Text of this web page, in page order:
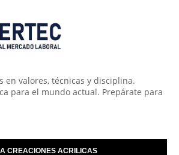
en valores, técnicas y disciplina.
para el mundo actual. Prepárate para
CREACIONES ACRILICAS